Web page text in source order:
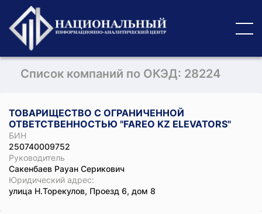
Список компаний по ОКЭД: 28224
ТОВАРИЩЕСТВО С ОГРАНИЧЕННОЙ
ОТВЕТСТВЕННОСТЬЮ "FAREO KZ ELEVATORS"
БИН
250740009752
Руководитель
Сакенбаев Рауан Серикович
Юридический адрес:
улица Н.Торекулов, Проезд 6, дом 8